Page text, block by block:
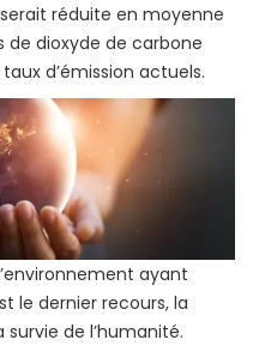
réduite en moyenne
de dioxyde de carbone
d’émission actuels.
ayant
le dernier recours, la
de l’humanité.